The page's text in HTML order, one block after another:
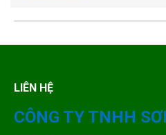
LIÊN HỆ
CÔNG TY TNHH